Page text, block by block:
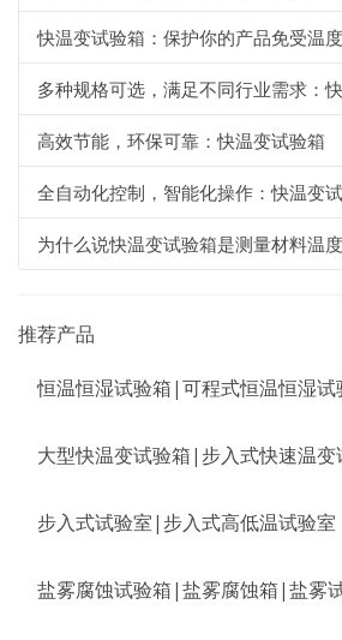
快温变试验箱：保护你的产品免受温
多种规格可选，满足不同行业需求：
高效节能，环保可靠：快温变试验箱
全自动化控制，智能化操作：快温变
为什么说快温变试验箱是测量材料温
推荐产品
恒温恒湿试验箱|可程式恒温恒湿
大型快温变试验箱|步入式快速温变
步入式试验室|步入式高低温试验室
盐雾腐蚀试验箱|盐雾腐蚀箱|盐雾